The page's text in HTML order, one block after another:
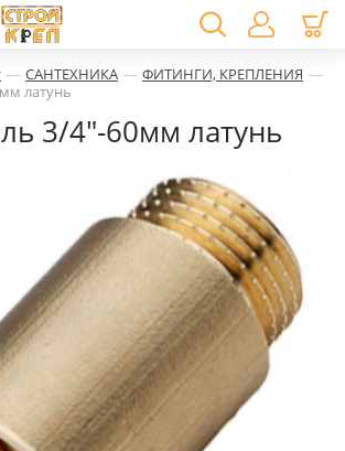
— САНТЕХНИКА — ФИТИНГИ, КРЕПЛЕНИЯ —
латунь
3/4"-60мм латунь